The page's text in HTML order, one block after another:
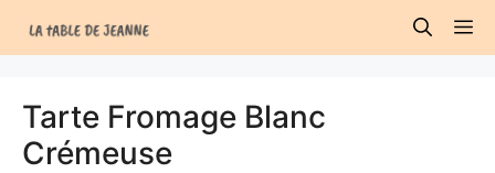
au
Tarte Fromage Blanc
Crémeuse